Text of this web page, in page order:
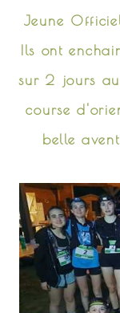
Jeune
Ils ont
sur 2 jours
course
belle